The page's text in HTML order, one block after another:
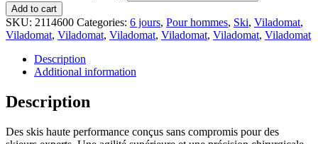
Add to cart
SKU: 2114600 Categories: 6 jours, Pour hommes, Ski, Viladomat,
Viladomat, Viladomat, Viladomat, Viladomat, Viladomat, Viladomat
Description
Additional information
Description
Des skis haute performance conçus sans compromis pour des